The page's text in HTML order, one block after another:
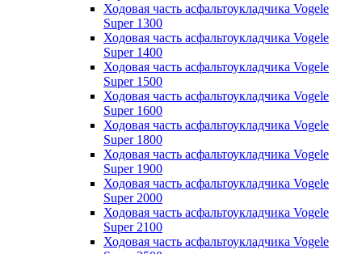
Ходовая часть асфальтоукладчика Vogele
Super 1300
Ходовая часть асфальтоукладчика Vogele
Super 1400
Ходовая часть асфальтоукладчика Vogele
Super 1500
Ходовая часть асфальтоукладчика Vogele
Super 1600
Ходовая часть асфальтоукладчика Vogele
Super 1800
Ходовая часть асфальтоукладчика Vogele
Super 1900
Ходовая часть асфальтоукладчика Vogele
Super 2000
Ходовая часть асфальтоукладчика Vogele
Super 2100
Ходовая часть асфальтоукладчика Vogele